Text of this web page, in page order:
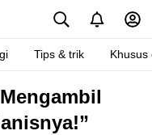
Tips & trik Khusus